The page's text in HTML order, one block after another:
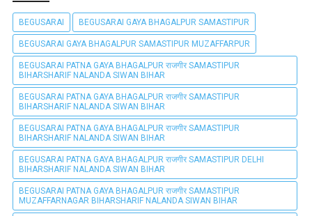
BEGUSARAI BEGUSARAI GAYA BHAGALPUR SAMASTIPUR
BEGUSARAI GAYA BHAGALPUR SAMASTIPUR MUZAFFARPUR
BEGUSARAI PATNA GAYA BHAGALPUR राजगीर SAMASTIPUR
BIHARSHARIF NALANDA SIWAN BIHAR
BEGUSARAI PATNA GAYA BHAGALPUR राजगीर SAMASTIPUR
BIHARSHARIF NALANDA SIWAN BIHAR
BEGUSARAI PATNA GAYA BHAGALPUR राजगीर SAMASTIPUR
BIHARSHARIF NALANDA SIWAN BIHAR
BEGUSARAI PATNA GAYA BHAGALPUR राजगीर SAMASTIPUR DELHI
BIHARSHARIF NALANDA SIWAN BIHAR
BEGUSARAI PATNA GAYA BHAGALPUR राजगीर SAMASTIPUR
MUZAFFARNAGAR BIHARSHARIF NALANDA SIWAN BIHAR